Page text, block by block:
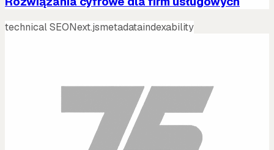
technical SEONext.jsmetadataindexability